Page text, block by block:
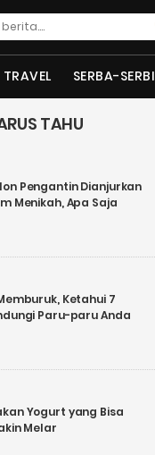
TRAVEL SERBA-SERBI
TAHU
Pengantin Dianjurkan
Menikah, Apa Saja
Ketahui 7
Paru-paru Anda
Yogurt yang Bisa
Melar